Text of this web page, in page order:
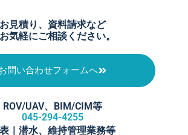
お見積り、資料請求など
気軽にご相談ください。
問い合わせフォームへ
ROV/UAV、BIM/CIM等​
045-294-4255
｜潜水、維持管理業務等